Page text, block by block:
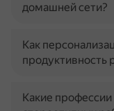
домашней сети?
Как
продуктивность
Какие